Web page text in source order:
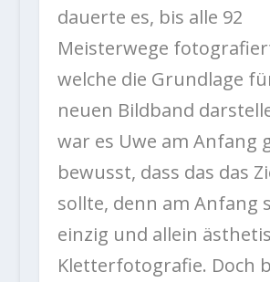
dauerte es, bis alle 92
Meisterwege
welche die Grundlage
neuen Bildband
war es Uwe am Anfang
bewusst, dass das das
sollte, denn am Anfang
einzig und allein
Kletterfotografie. Doch